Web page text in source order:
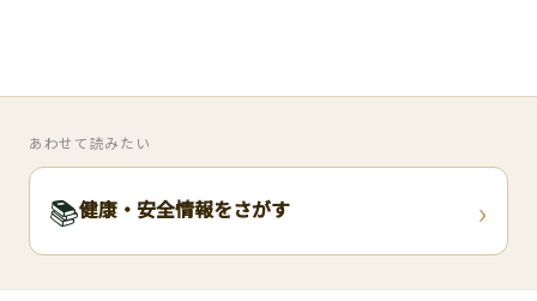
あわせて読みたい
📚健康・安全情報をさがす ›